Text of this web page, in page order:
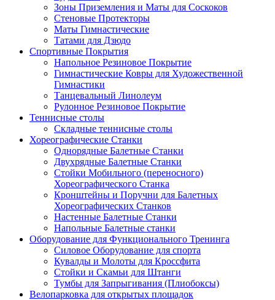
Зоны Приземления и Маты для Соскоков
Стеновые Протекторы
Маты Гимнастические
Татами для Дзюдо
Спортивные Покрытия
Напольное Резиновое Покрытие
Гимнастические Ковры для Художественной
Гимнастики
Танцевальный Линолеум
Рулонное Резиновое Покрытие
Теннисные столы
Складные теннисные столы
Хореографические Станки
Однорядные Балетные Станки
Двухрядные Балетные Станки
Стойки Мобильного (переносного)
Хореографического Станка
Кронштейны и Поручни для Балетных
Хореографических Станков
Настенные Балетные Станки
Напольные Балетные станки
Оборудование для Функционального Тренинга
Силовое Оборудование для спорта
Кувалды и Молоты для Кроссфита
Стойки и Скамьи для Штанги
Тумбы для Запрыгивания (Плиобоксы)
Велопарковка для открытых площадок